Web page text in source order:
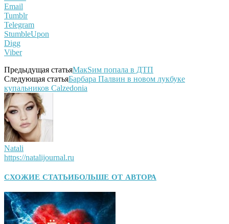
Email
Tumblr
Telegram
StumbleUpon
Digg
Viber
Предыдущая статьяМакSим попала в ДТП
Следующая статьяБарбара Палвин в новом лукбуке
купальников Calzedonia
Natali
https://natalijournal.ru
СХОЖИЕ СТАТЬИБОЛЬШЕ ОТ АВТОРА